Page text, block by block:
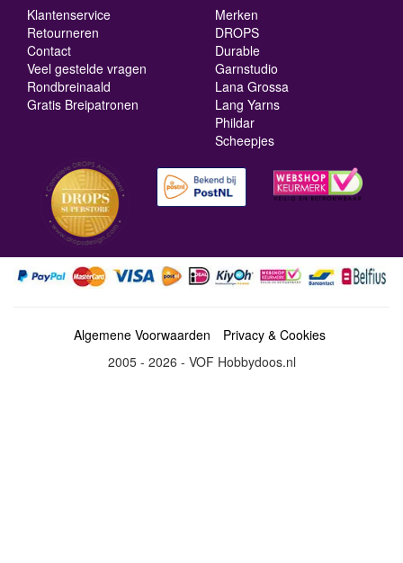
Klantenservice
Retourneren
Contact
Veel gestelde vragen
Rondbreinaald
Gratis Breipatronen
Merken
DROPS
Durable
Garnstudio
Lana Grossa
Lang Yarns
Phildar
Scheepjes
Algemene Voorwaarden
Privacy & Cookies
2005 - 2026 - VOF Hobbydoos.nl